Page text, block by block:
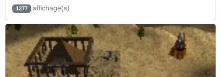
1277 affichage(s)